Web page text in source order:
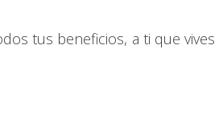
tus beneficios, a ti que